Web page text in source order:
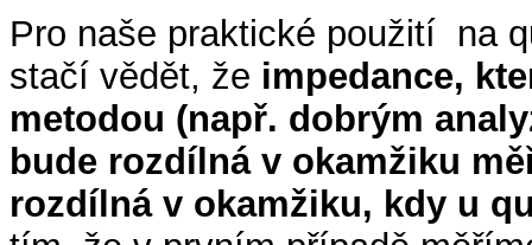
Pro naše praktické použití na
stačí vědět, že impedance,
metodou (např. dobrým
bude rozdílná v okamžiku
rozdílná v okamžiku, kdy u